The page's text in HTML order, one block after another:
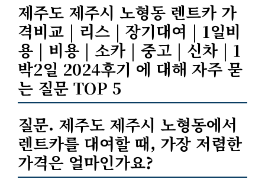
제주도 제주시 노형동 렌트카 가
격비교 | 리스 | 장기대여 | 1일비
용 | 비용 | 소카 | 중고 | 신차 | 1
박2일 2024후기 에 대해 자주 묻
는 질문 TOP 5
질문. 제주도 제주시 노형동에서
렌트카를 대여할 때, 가장 저렴한
가격은 얼마인가요?